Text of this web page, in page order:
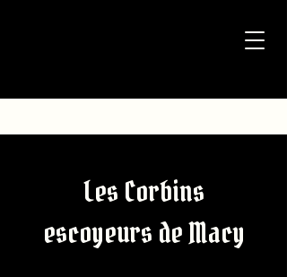
Les Corbins
escoyeurs de Macy